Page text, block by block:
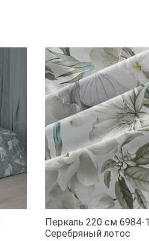
Перкаль 220 см 6984-1
Серебряный лотос